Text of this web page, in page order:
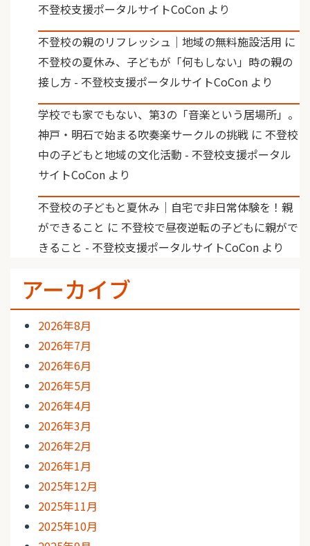
不登校支援ポータルサイトCoCon より
不登校の親のリフレッシュ｜地域の無料施設活用 に
不登校の夏休み、子どもが「何もしない」時の親の
接し方 - 不登校支援ポータルサイトCoCon より
学校でも家でもない、第3の「音楽という居場所」。
神戸・明石で始まる吹奏楽サークルの挑戦 に 不登校
中の子どもと地域の文化活動 - 不登校支援ポータル
サイトCoCon より
不登校の子どもと夏休み｜自宅で非日常体験を！親
ができること に 不登校で昼夜逆転の子どもに親がで
きること - 不登校支援ポータルサイトCoCon より
アーカイブ
2026年8月
2026年7月
2026年6月
2026年5月
2026年4月
2026年3月
2026年2月
2026年1月
2025年12月
2025年11月
2025年10月